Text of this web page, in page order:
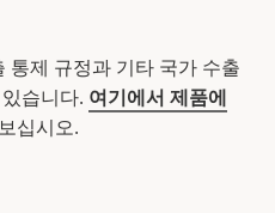
통제 규정과 기타 국가 수출
습니다. 여기에서 제품에
십시오.